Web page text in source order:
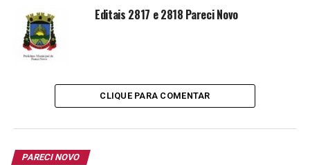
Editais 2817 e 2818 Pareci Novo
CLIQUE PARA COMENTAR
PARECI NOVO